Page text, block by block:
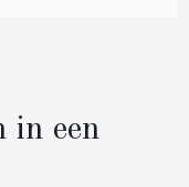
in een